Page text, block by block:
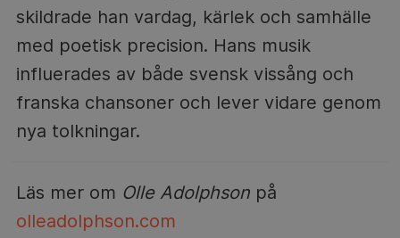
skildrade han vardag, kärlek och samhälle
med poetisk precision. Hans musik
influerades av både svensk vissång och
franska chansoner och lever vidare genom
nya tolkningar.
Läs mer om Olle Adolphsonpå
olleadolphson.com